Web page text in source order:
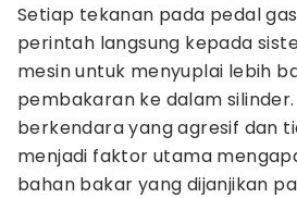
Setiap tekanan pada pedal
perintah langsung kepada
mesin untuk menyuplai lebih
pembakaran ke dalam
berkendara yang agresif dan
menjadi faktor utama
bahan bakar yang dijanjikan